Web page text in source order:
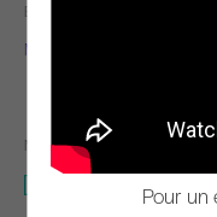
Pour un
ENSEIGNANT
Miguel Silva
MATÉRIEL